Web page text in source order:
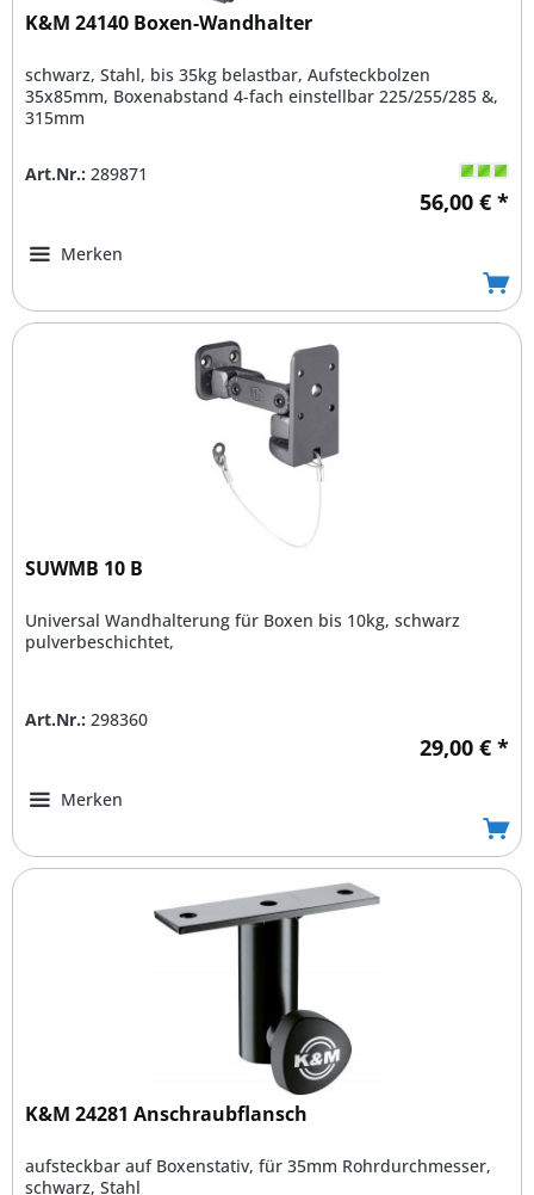
K&M 24140 Boxen-Wandhalter
schwarz, Stahl, bis 35kg belastbar, Aufsteckbolzen
35x85mm, Boxenabstand 4-fach einstellbar 225/255/285 &,
315mm
Art.Nr.: 289871
56,00 € *
Merken
SUWMB 10 B
Universal Wandhalterung für Boxen bis 10kg, schwarz
pulverbeschichtet,
Art.Nr.: 298360
29,00 € *
Merken
K&M 24281 Anschraubflansch
aufsteckbar auf Boxenstativ, für 35mm Rohrdurchmesser,
schwarz, Stahl